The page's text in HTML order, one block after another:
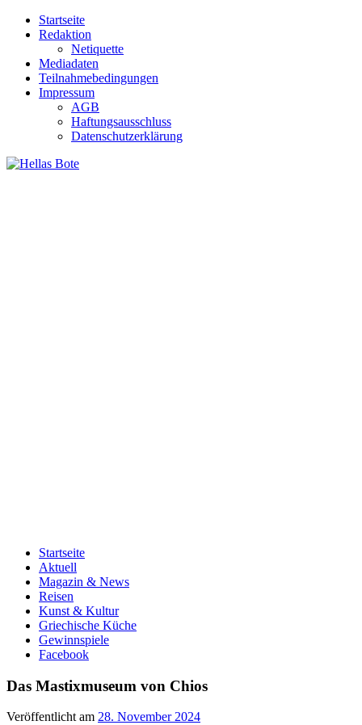
Zum
Inhalt
Startseite
Redaktion
Netiquette
Mediadaten
Teilnahmebedingungen
Impressum
AGB
Haftungsausschluss
Datenschutzerklärung
Startseite
Aktuell
Magazin & News
Reisen
Kunst & Kultur
Griechische Küche
Gewinnspiele
Facebook
Das Mastixmuseum von Chios
Veröffentlicht am 28. November 2024